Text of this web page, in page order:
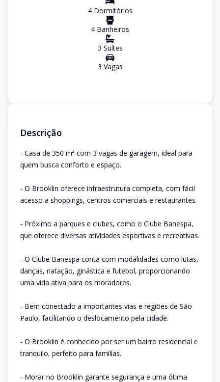
4Dormitórios
4 Banheiros
3 Suítes
3 Vagas
Descrição
- Casa de 350 m² com 3 vagas de garagem, ideal para
quem busca conforto e espaço.
- O Brooklin oferece infraestrutura completa, com fácil
acesso a shoppings, centros comerciais e restaurantes.
- Próximo a parques e clubes, como o Clube Banespa,
que oferece diversas atividades esportivas e recreativas.
- O Clube Banespa conta com modalidades como lutas,
danças, natação, ginástica e futebol, proporcionando
uma vida ativa para os moradores.
- Bem conectado a importantes vias e regiões de São
Paulo, facilitando o deslocamento pela cidade.
- O Brooklin é conhecido por ser um bairro residencial e
tranquilo, perfeito para famílias.
- Morar no Brooklin garante segurança e uma ótima